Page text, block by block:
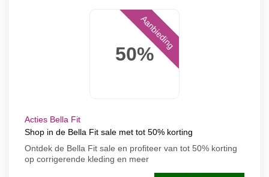
50%
Aanbieding
Acties Bella Fit
Shop in de Bella Fit sale met tot 50% korting
Ontdek de Bella Fit sale en profiteer van tot 50% korting
op corrigerende kleding en meer